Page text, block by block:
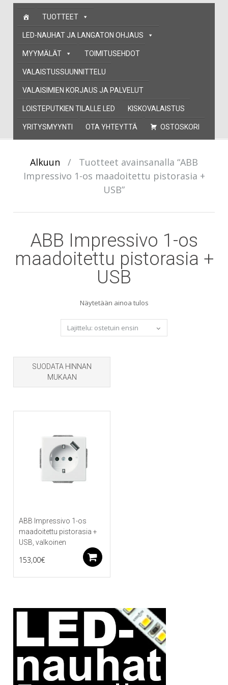
Skip
content
TUOTTEET
LED-NAUHAT JA LANGATON OHJAUS
MYYMÄLÄT TOIMITUSEHDOT
VALAISTUSSUUNNITTELU
VALAISIMIEN KORJAUS JA PALVELUT
LOISTEPUTKIEN TILALLE LED KISKOVALAISTUS
YRITYSMYYNTI OTA YHTEYTTÄ OSTOSKORI
Alkuun /
Tuotteet avainsanalla “ABB
Impressivo 1-os maadoitettu pistorasia +
USB”
ABB Impressivo 1-os
maadoitettu pistorasia +
USB
Näytetään ainoa tulos
SUODATA HINNAN
MUKAAN
ABB Impressivo 1-os
maadoitettu pistorasia +
USB, valkoinen
153,00€